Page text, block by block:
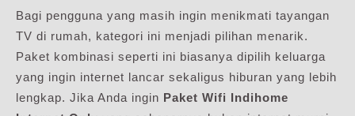
Bagi pengguna yang masih ingin menikmati tayangan
TV di rumah, kategori ini menjadi pilihan menarik.
Paket kombinasi seperti ini biasanya dipilih keluarga
yang ingin internet lancar sekaligus hiburan yang lebih
lengkap. Jika Anda ingin Paket Wifi Indihome